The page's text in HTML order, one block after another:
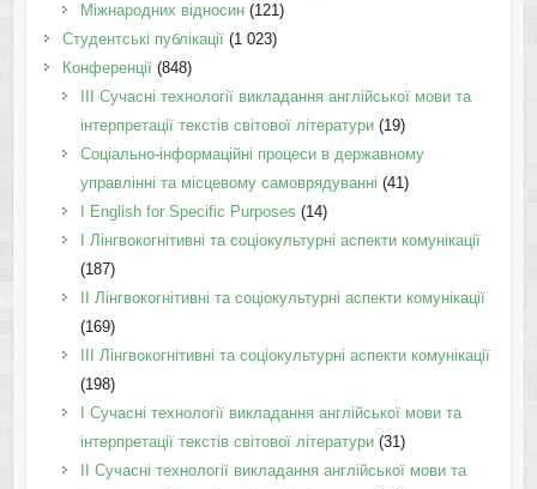
Міжнародних відносин(121)
Студентські публікації(1 023)
Конференції(848)
III Сучасні технології викладання англійської мови та
інтерпретації текстів світової літератури(19)
Соціально-інформаційні процеси в державному
управлінні та місцевому самоврядуванні (41)
І English for Specific Purposes (14)
I Лінгвокогнітивні та соціокультурні аспекти комунікації
(187)
IІ Лінгвокогнітивні та соціокультурні аспекти комунікації
(169)
IІI Лінгвокогнітивні та соціокультурні аспекти комунікації
(198)
I Cучасні технології викладання англійської мови та
інтерпретації текстів світової літератури(31)
II Cучасні технології викладання англійської мови та